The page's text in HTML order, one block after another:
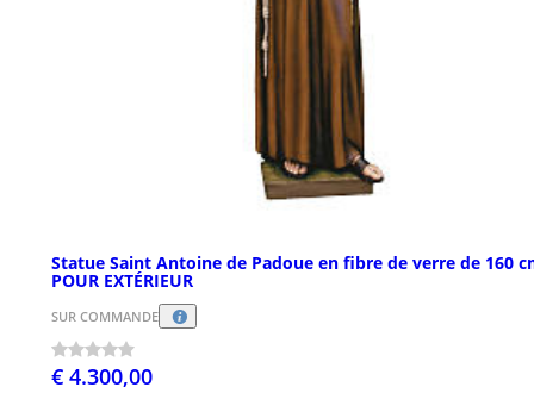
Statue Saint Antoine de Padoue en fibre de verre de 160
POUR EXTÉRIEUR
SUR COMMANDE
€ 4.300,00